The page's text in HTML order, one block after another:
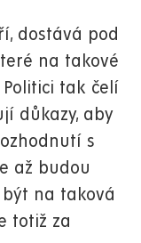
dostává pod
na takové
tak čelí
důkazy, aby
s
až budou
na taková
totiž za